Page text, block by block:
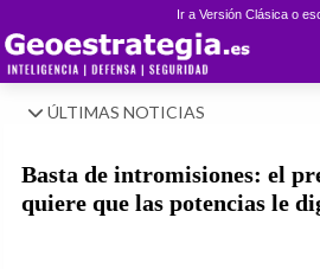
Ir a Versión Clásica o
ÚLTIMAS NOTICIAS
Basta de intromisiones: el
quiere que las potencias le